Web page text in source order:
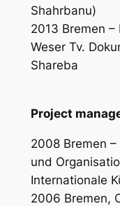
Shahrbanu)
2013 Bremen –
Weser Tv.
Shareba
Project
2008 Bremen
und
Internationale
2006 Bremen,